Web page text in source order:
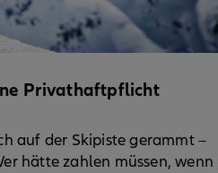
Privathaftpflicht
auf der Skipiste gerammt –
hätte zahlen müssen, wenn